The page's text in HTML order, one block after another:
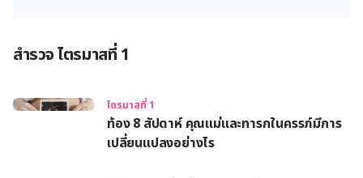
สำรวจ ไตรมาสที่ 1
ไตรมาสที่ 1
ท้อง 8 สัปดาห์ คุณแม่และทารกในครรภ์มีการ
เปลี่ยนแปลงอย่างไร